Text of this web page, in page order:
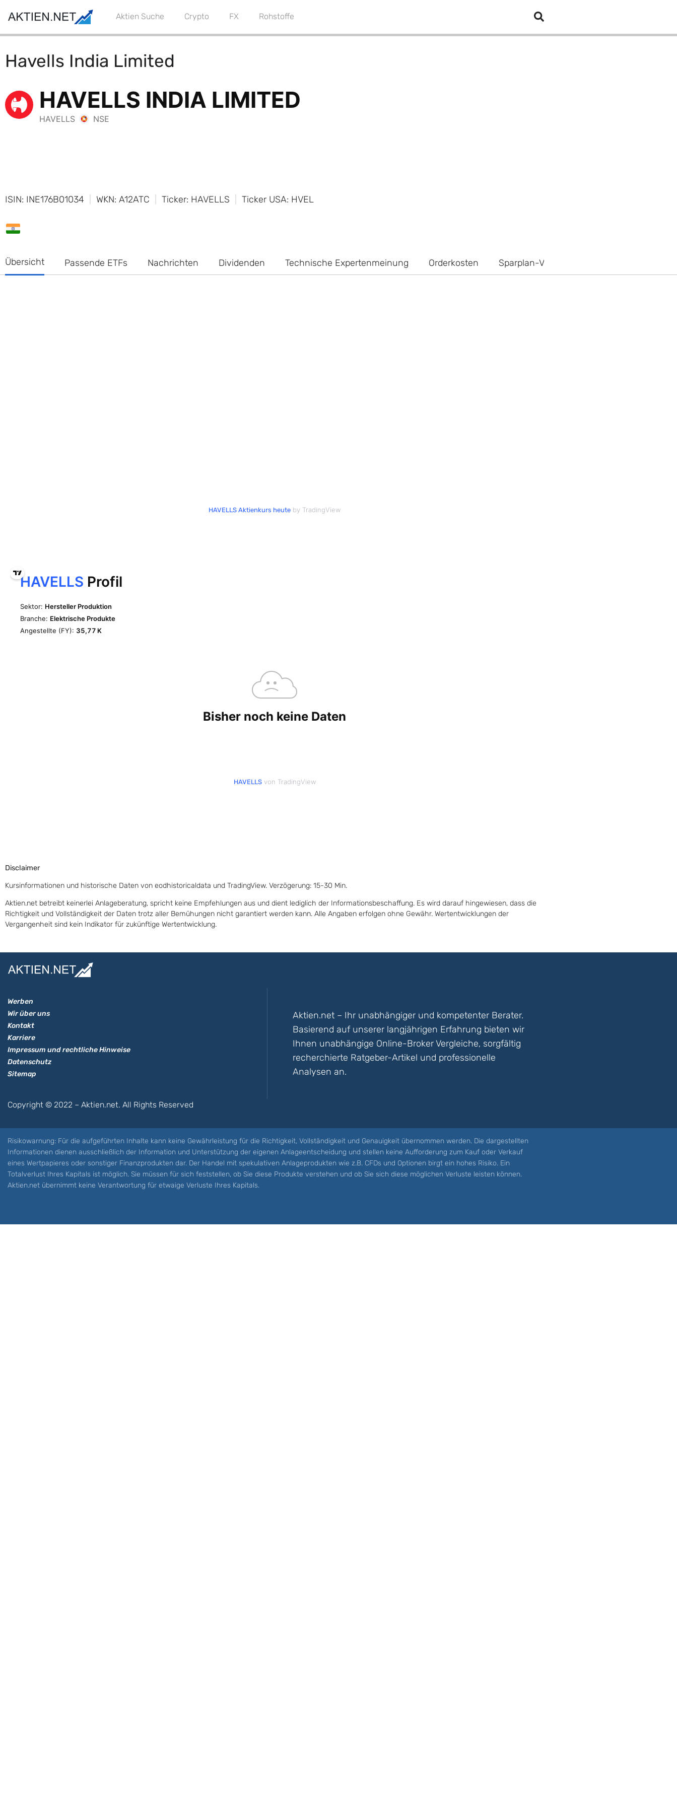
Aktien Suche Crypto FX Rohstoffe
Havells India Limited
ISIN: INE176B01034 WKN: A12ATC Ticker: HAVELLS Ticker USA: HVEL
Übersicht Passende ETFs Nachrichten Dividenden Technische Expertenmeinung Orderkosten Sparplan-Vergleich
HAVELLS Aktienkurs heute by TradingView
HAVELLSvon TradingView
Disclaimer
Kursinformationen und historische Daten von eodhistoricaldata und TradingView. Verzögerung: 15-30 Min.
Aktien.net betreibt keinerlei Anlageberatung, spricht keine Empfehlungen aus und dient lediglich der Informationsbeschaffung. Es wird darauf hingewiesen, dass die
Richtigkeit und Vollständigkeit der Daten trotz aller Bemühungen nicht garantiert werden kann. Alle Angaben erfolgen ohne Gewähr. Wertentwicklungen der
Vergangenheit sind kein Indikator für zukünftige Wertentwicklung.
Werben
Wir über uns
Kontakt
Karriere
Impressum und rechtliche Hinweise
Datenschutz
Sitemap
Aktien.net – Ihr unabhängiger und kompetenter Berater.
Basierend auf unserer langjährigen Erfahrung bieten wir
Ihnen unabhängige Online-Broker Vergleiche, sorgfältig
recherchierte Ratgeber-Artikel und professionelle
Analysen an.
Copyright © 2022 – Aktien.net. All Rights Reserved
Risikowarnung: Für die aufgeführten Inhalte kann keine Gewährleistung für die Richtigkeit, Vollständigkeit und Genauigkeit übernommen werden. Die dargestellten
Informationen dienen ausschließlich der Information und Unterstützung der eigenen Anlageentscheidung und stellen keine Aufforderung zum Kauf oder Verkauf
eines Wertpapieres oder sonstiger Finanzprodukten dar. Der Handel mit spekulativen Anlageprodukten wie z.B. CFDs und Optionen birgt ein hohes Risiko. Ein
Totalverlust Ihres Kapitals ist möglich. Sie müssen für sich feststellen, ob Sie diese Produkte verstehen und ob Sie sich diese möglichen Verluste leisten können.
Aktien.net übernimmt keine Verantwortung für etwaige Verluste Ihres Kapitals.